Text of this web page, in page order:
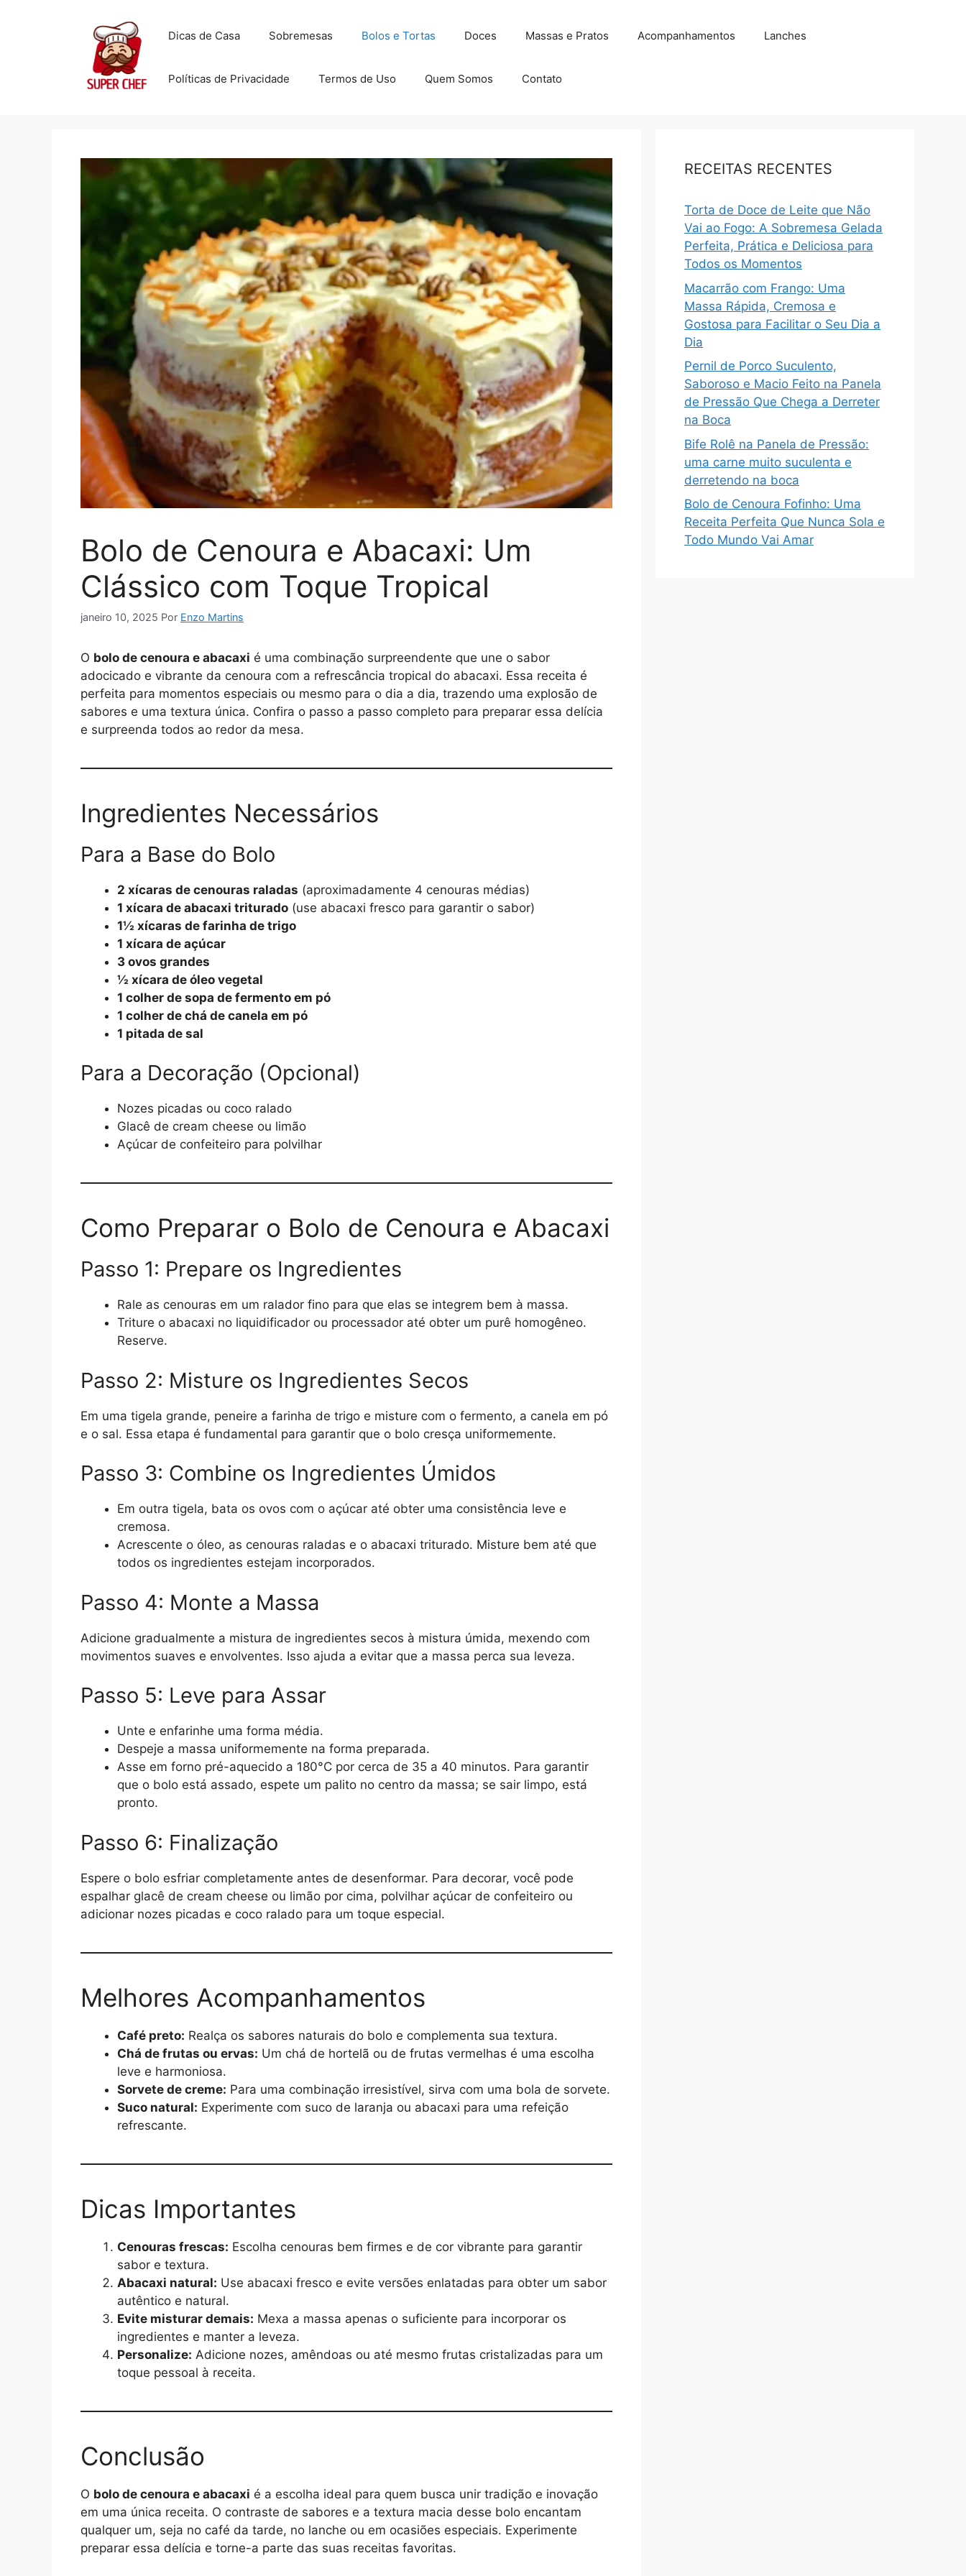
Dicas de Casa Sobremesas Bolos e Tortas Doces Massas e Pratos Acompanhamentos Lanches
Políticas de Privacidade Termos de Uso Quem Somos Contato
Bolo de Cenoura e Abacaxi: Um
Clássico com Toque Tropical
janeiro 10, 2025 Por Enzo Martins
O bolo de cenoura e abacaxi é uma combinação surpreendente que une o sabor
adocicado e vibrante da cenoura com a refrescância tropical do abacaxi. Essa receita é
perfeita para momentos especiais ou mesmo para o dia a dia, trazendo uma explosão de
sabores e uma textura única. Confira o passo a passo completo para preparar essa delícia
e surpreenda todos ao redor da mesa.
Ingredientes Necessários
Para a Base do Bolo
2 xícaras de cenouras raladas (aproximadamente 4 cenouras médias)
1 xícara de abacaxi triturado (use abacaxi fresco para garantir o sabor)
1½ xícaras de farinha de trigo
1 xícara de açúcar
3 ovos grandes
½ xícara de óleo vegetal
1 colher de sopa de fermento em pó
1 colher de chá de canela em pó
1 pitada de sal
Para a Decoração (Opcional)
Nozes picadas ou coco ralado
Glacê de cream cheese ou limão
Açúcar de confeiteiro para polvilhar
Como Preparar o Bolo de Cenoura e Abacaxi
Passo 1: Prepare os Ingredientes
Rale as cenouras em um ralador fino para que elas se integrem bem à massa.
Triture o abacaxi no liquidificador ou processador até obter um purê homogêneo.
Reserve.
Passo 2: Misture os Ingredientes Secos
Em uma tigela grande, peneire a farinha de trigo e misture com o fermento, a canela em pó
e o sal. Essa etapa é fundamental para garantir que o bolo cresça uniformemente.
Passo 3: Combine os Ingredientes Úmidos
Em outra tigela, bata os ovos com o açúcar até obter uma consistência leve e
cremosa.
Acrescente o óleo, as cenouras raladas e o abacaxi triturado. Misture bem até que
todos os ingredientes estejam incorporados.
Passo 4: Monte a Massa
Adicione gradualmente a mistura de ingredientes secos à mistura úmida, mexendo com
movimentos suaves e envolventes. Isso ajuda a evitar que a massa perca sua leveza.
Passo 5: Leve para Assar
Unte e enfarinhe uma forma média.
Despeje a massa uniformemente na forma preparada.
Asse em forno pré-aquecido a 180°C por cerca de 35 a 40 minutos. Para garantir
que o bolo está assado, espete um palito no centro da massa; se sair limpo, está
pronto.
Passo 6: Finalização
Espere o bolo esfriar completamente antes de desenformar. Para decorar, você pode
espalhar glacê de cream cheese ou limão por cima, polvilhar açúcar de confeiteiro ou
adicionar nozes picadas e coco ralado para um toque especial.
Melhores Acompanhamentos
Café preto: Realça os sabores naturais do bolo e complementa sua textura.
Chá de frutas ou ervas: Um chá de hortelã ou de frutas vermelhas é uma escolha
leve e harmoniosa.
Sorvete de creme: Para uma combinação irresistível, sirva com uma bola de sorvete.
Suco natural: Experimente com suco de laranja ou abacaxi para uma refeição
refrescante.
Dicas Importantes
Cenouras frescas: Escolha cenouras bem firmes e de cor vibrante para garantir
sabor e textura.
Abacaxi natural: Use abacaxi fresco e evite versões enlatadas para obter um sabor
autêntico e natural.
Evite misturar demais: Mexa a massa apenas o suficiente para incorporar os
ingredientes e manter a leveza.
Personalize: Adicione nozes, amêndoas ou até mesmo frutas cristalizadas para um
toque pessoal à receita.
Conclusão
O bolo de cenoura e abacaxi é a escolha ideal para quem busca unir tradição e inovação
em uma única receita. O contraste de sabores e a textura macia desse bolo encantam
qualquer um, seja no café da tarde, no lanche ou em ocasiões especiais. Experimente
preparar essa delícia e torne-a parte das suas receitas favoritas.
RECEITAS RECENTES
Torta de Doce de Leite que Não
Vai ao Fogo: A Sobremesa Gelada
Perfeita, Prática e Deliciosa para
Todos os Momentos
Macarrão com Frango: Uma
Massa Rápida, Cremosa e
Gostosa para Facilitar o Seu Dia a
Dia
Pernil de Porco Suculento,
Saboroso e Macio Feito na Panela
de Pressão Que Chega a Derreter
na Boca
Bife Rolê na Panela de Pressão:
uma carne muito suculenta e
derretendo na boca
Bolo de Cenoura Fofinho: Uma
Receita Perfeita Que Nunca Sola e
Todo Mundo Vai Amar